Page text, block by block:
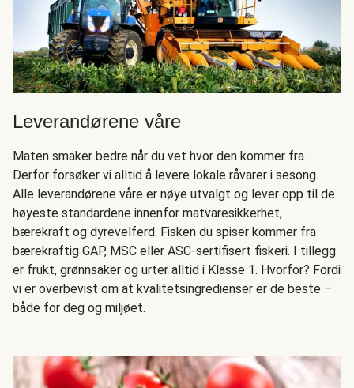
Leverandørene våre
Maten smaker bedre når du vet hvor den kommer fra.
Derfor forsøker vi alltid å levere lokale råvarer i sesong.
Alle leverandørene våre er nøye utvalgt og lever opp til de
høyeste standardene innenfor matvaresikkerhet,
bærekraft og dyrevelferd. Fisken du spiser kommer fra
bærekraftig GAP, MSC eller ASC-sertifisert fiskeri. I tillegg
er frukt, grønnsaker og urter alltid i Klasse 1. Hvorfor? Fordi
vi er overbevist om at kvalitetsingredienser er de beste –
både for deg og miljøet.